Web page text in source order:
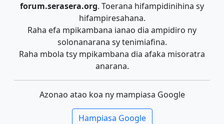
forum.serasera.org. Toerana hifampidinihina sy
hifampiresahana.
Raha efa mpikambana ianao dia ampidiro ny
solonanarana sy tenimiafina.
Raha mbola tsy mpikambana dia afaka misoratra
anarana.
Azonao atao koa ny mampiasa Google
Hampiasa Google